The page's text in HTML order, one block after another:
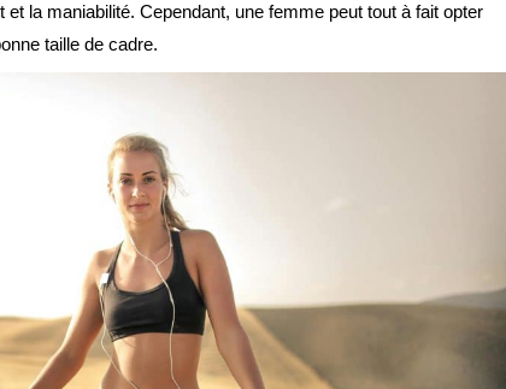
la maniabilité. Cependant, une femme peut tout à fait opter
taille de cadre.